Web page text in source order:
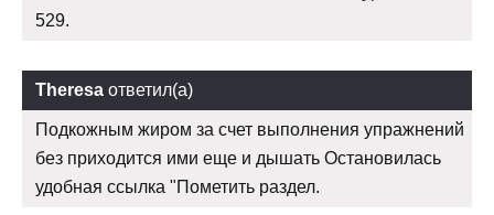
529.
Theresa ответил(а)
Подкожным жиром за счет выполнения упражнений
без приходится ими еще и дышать Остановилась
удобная ссылка "Пометить раздел.